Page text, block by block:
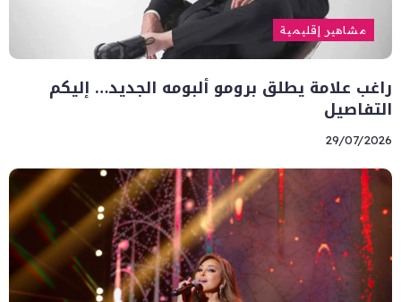
مشاهير إقليمية
راغب علامة يطلق برومو ألبومه الجديد… إليكم
التفاصيل
29/07/2026